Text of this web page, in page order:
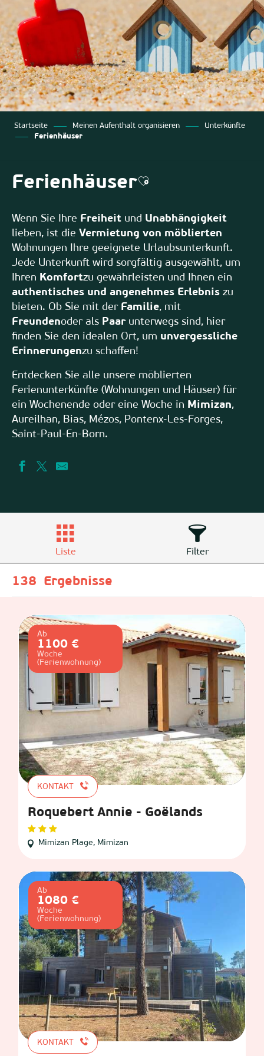
Startseite Meinen Aufenthalt organisieren
Unterkünfte
Ferienhäuser
FerienhäuserAjouter aux favoris
Wenn Sie Ihre Freiheit und Unabhängigkeit
lieben, ist die Vermietung von möblierten
Wohnungen Ihre geeignete Urlaubsunterkunft.
Jede Unterkunft wird sorgfältig ausgewählt, um
Ihren Komfortzu gewährleisten und Ihnen ein
authentisches und angenehmes Erlebnis zu
bieten. Ob Sie mit der Familie, mit
Freundenoder als Paarunterwegs sind, hier
finden Sie den idealen Ort, um unvergessliche
Erinnerungenzu schaffen!
Entdecken Sie alle unsere möblierten
Ferienunterkünfte (Wohnungen und Häuser) für
ein Wochenende oder eine Woche in Mimizan,
Aureilhan, Bias, Mézos, Pontenx-Les-Forges,
Saint-Paul-En-Born.
Liste Filter
138 Ergebnisse
Ab
1100 €
Woche
(Ferienwohnung)
KONTAKT
Roquebert Annie - Goëlands
Mimizan Plage, Mimizan
Ab
1080 €
Woche
(Ferienwohnung)
KONTAKT